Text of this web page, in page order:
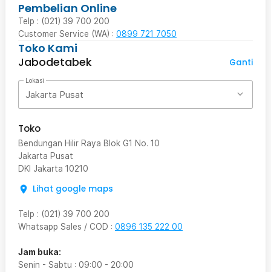
Pembelian Online
Telp : (021) 39 700 200
Customer Service (WA) : 0899 721 7050
Toko Kami
Jabodetabek
Ganti
Lokasi
Jakarta Pusat
Toko
Bendungan Hilir Raya Blok G1 No. 10
Jakarta Pusat
DKI Jakarta 10210
Lihat google maps
Telp : (021) 39 700 200
Whatsapp Sales / COD : 0896 135 222 00
Jam buka:
Senin - Sabtu : 09:00 - 20:00